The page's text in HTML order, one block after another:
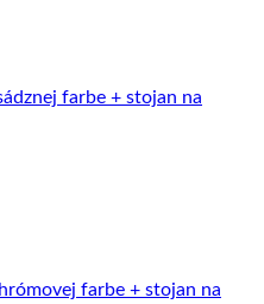
farbe + stojan na